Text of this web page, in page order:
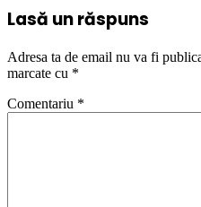
Lasă un răspuns
Adresa ta de email nu va fi
marcate cu *
Comentariu *